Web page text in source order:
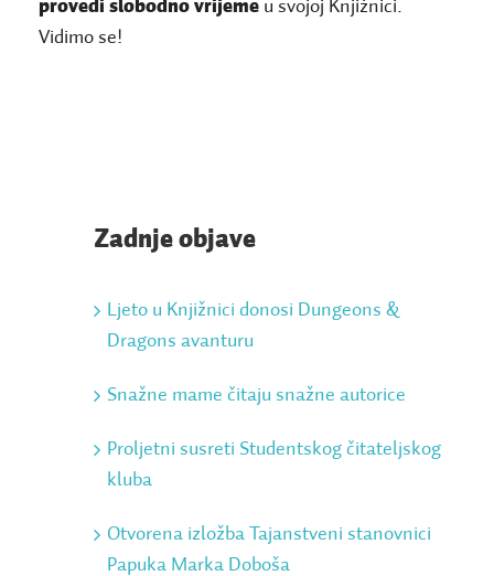
provedi slobodno vrijeme u svojoj Knjižnici.
Vidimo se!
Zadnje objave
Ljeto u Knjižnici donosi Dungeons &
Dragons avanturu
Snažne mame čitaju snažne autorice
Proljetni susreti Studentskog čitateljskog
kluba
Otvorena izložba Tajanstveni stanovnici
Papuka Marka Doboša